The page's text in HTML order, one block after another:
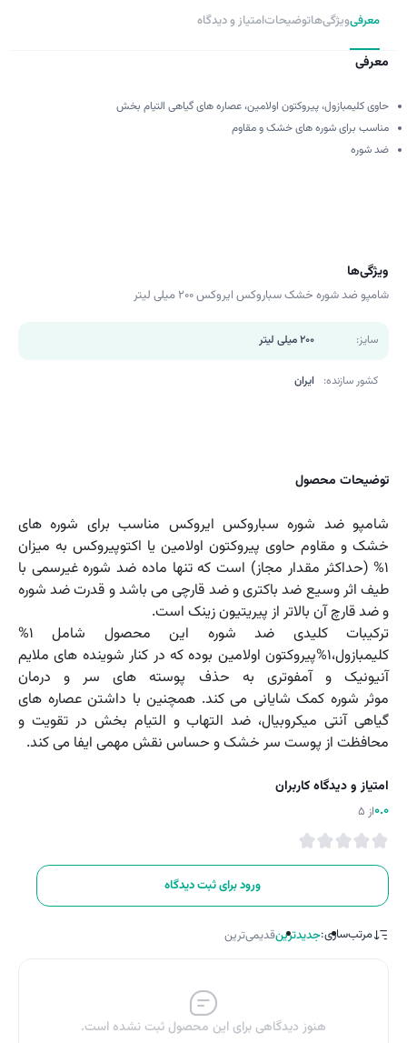
معرفیویژگی‌هاتوضیحاتامتیاز و دیدگاه
معرفی
حاوی کلیمبازول، پیروکتون اولامین، عصاره های گیاهی التیام بخش
مناسب برای شوره های خشک و مقاوم
ضد شوره
ویژگی‌ها
شامپو ضد شوره خشک سباروکس ایروکس ۲۰۰ میلی لیتر
سایز: 200 میلی لیتر
کشور سازنده: ایران
توضیحات محصول
شامپو ضد شوره سباروکس ایروکس مناسب برای شوره های
خشک و مقاوم حاوی پیروکتون اولامین یا اکتوپیروکس به میزان
۱% (حداکثر مقدار مجاز) است که تنها ماده ضد شوره غیرسمی با
طیف اثر وسیع ضد باکتری و ضد قارچی می باشد و قدرت ضد شوره
و ضد قارچ آن بالاتر از پیریتیون زینک است.
ترکیبات کلیدی ضد شوره این محصول شامل ۱%
کلیمبازول،۱%پیروکتون اولامین بوده که در کنار شوینده های ملایم
آنیونیک و آمفوتری به حذف پوسته های سر و درمان
موثر شوره کمک شایانی می کند. همچنین با داشتن عصاره های
گیاهی آنتی میکروبیال، ضد التهاب و التیام بخش در تقویت و
محافظت از پوست سر خشک و حساس نقش مهمی ایفا می کند.
امتیاز و دیدگاه کاربران
0.0از 5
ورود برای ثبت دیدگاه
مرتب‌سازی:جدیدترینقدیمی‌ترین
هنوز دیدگاهی برای این محصول ثبت نشده است.